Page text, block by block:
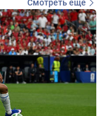
Смотреть еще